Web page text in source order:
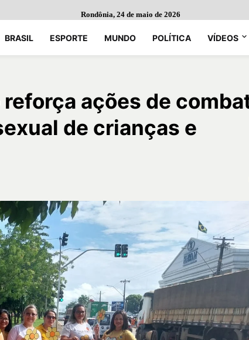
Rondônia, 24 de maio de 2026
BRASIL ESPORTE MUNDO POLÍTICA VÍDEOS
ações de
de crianças e